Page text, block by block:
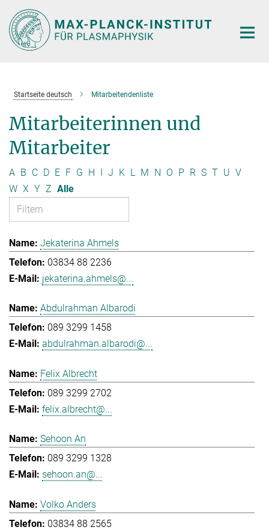
Hauptinhalt
Startseite deutsch Mitarbeitendenliste
Mitarbeiterinnen und
Mitarbeiter
A B C D E F G H I J K L M N O P R S T U V
W X Y Z Alle
Jekaterina Ahmels
03834 88 2236
jekaterina.ahmels@...
Abdulrahman Albarodi
089 3299 1458
abdulrahman.albarodi@...
Felix Albrecht
089 3299 2702
felix.albrecht@...
Sehoon An
089 3299 1328
sehoon.an@...
Volko Anders
03834 88 2565